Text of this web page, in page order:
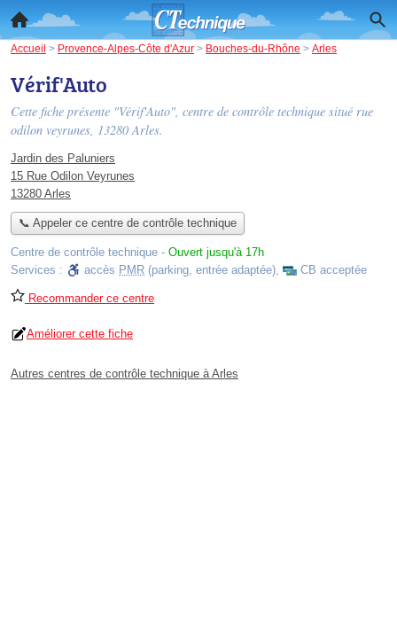
Accueil > Provence-Alpes-Côte d'Azur > Bouches-du-Rhône > Arles
Vérif'Auto
Cette fiche présente "Vérif'Auto", centre de contrôle technique situé rue
odilon veyrunes, 13280 Arles.
Jardin des Paluniers
15 Rue Odilon Veyrunes
13280 Arles
📞 Appeler ce centre de contrôle technique
Centre de contrôle technique - Ouvert jusqu'à 17h
Services :
accès PMR (parking, entrée adaptée), CB acceptée
Recommander ce centre
Améliorer cette fiche
Autres centres de contrôle technique à Arles